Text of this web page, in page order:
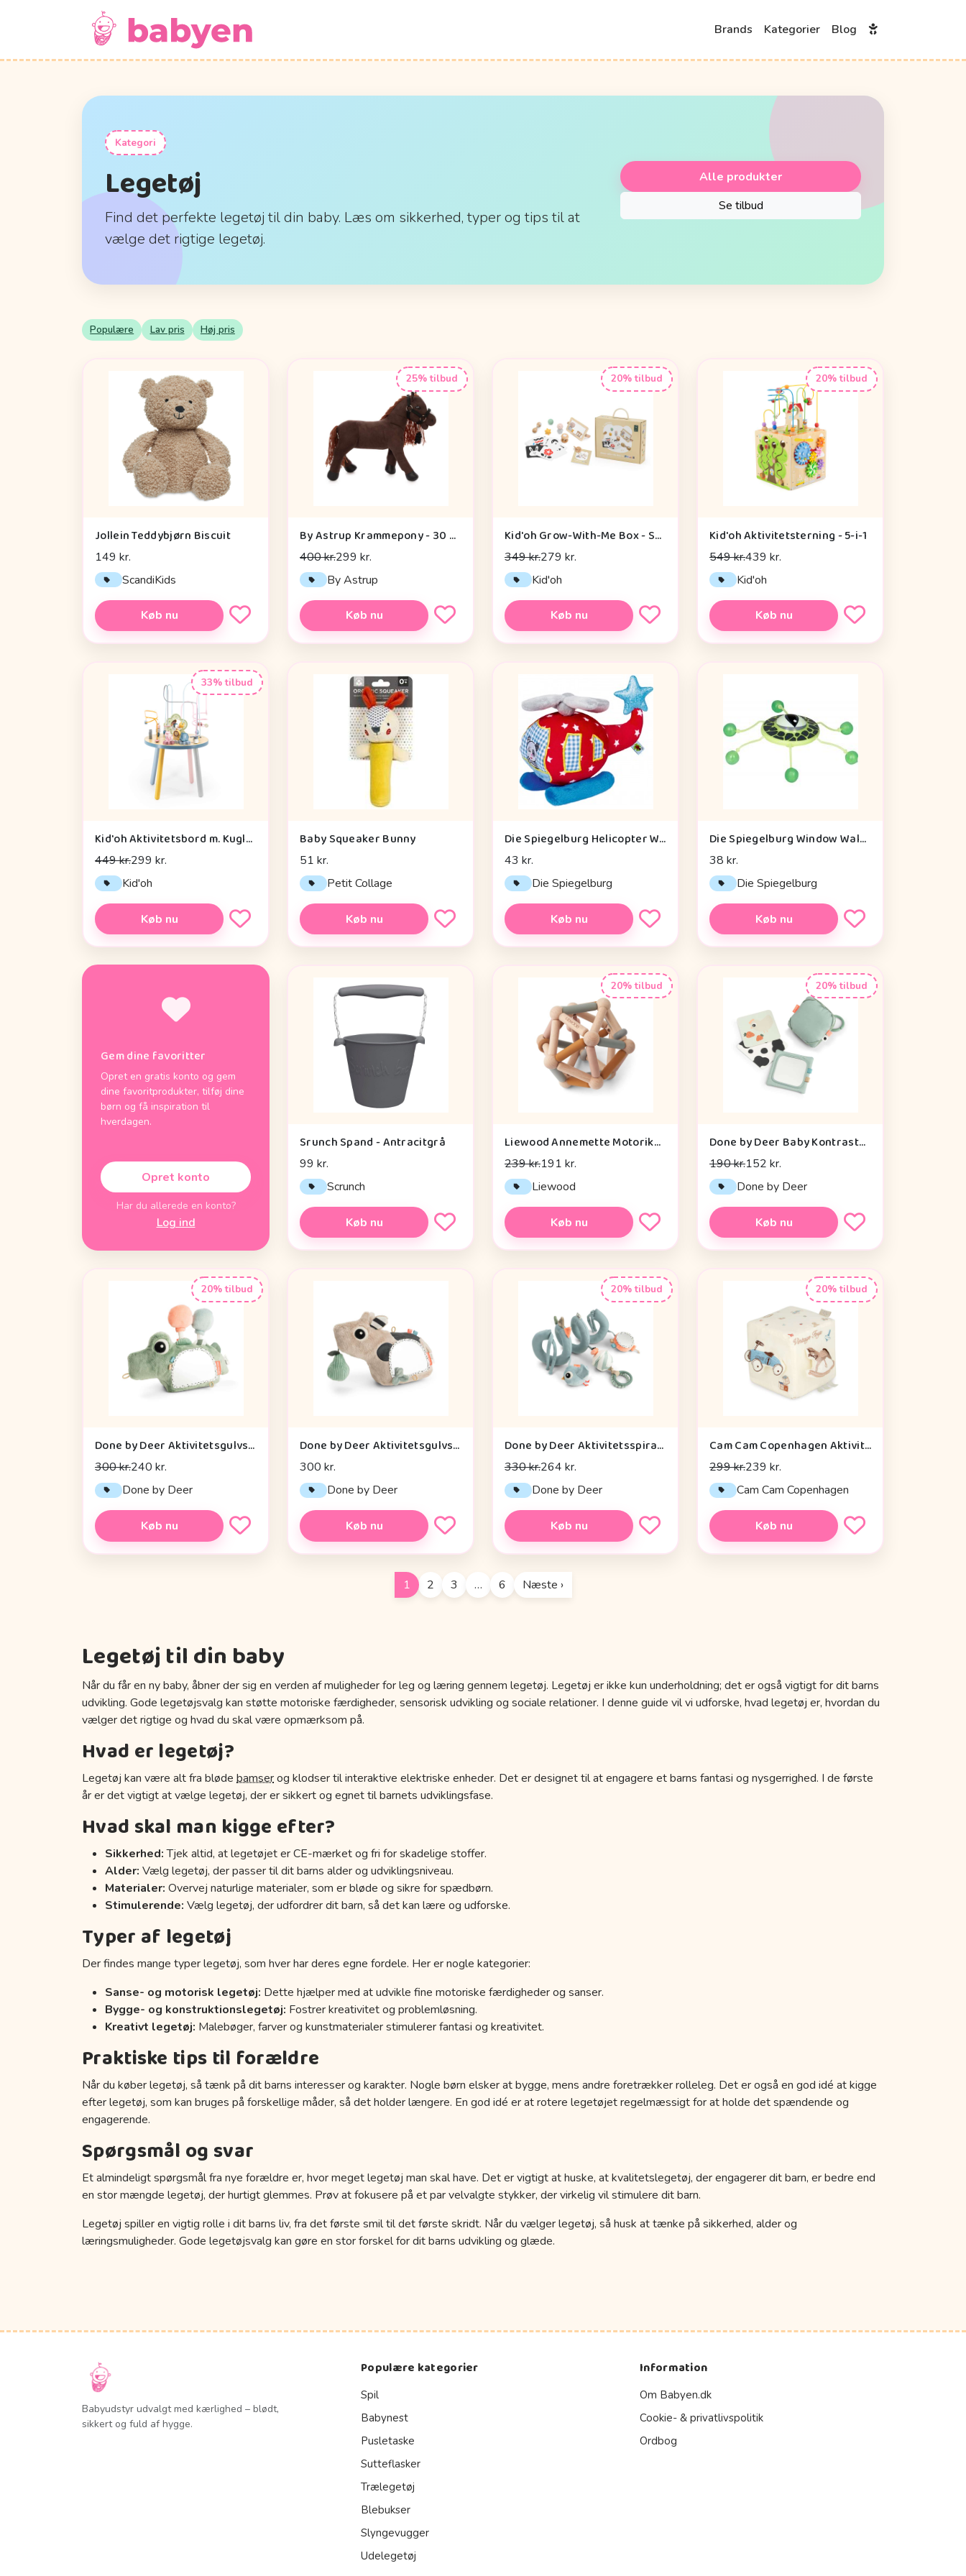
Brands Kategorier Blog
Kategori
Legetøj
Find det perfekte legetøj til din baby. Læs om sikkerhed, typer og tips til at
vælge det rigtige legetøj.
Alle produkter
Se tilbud
Populære Lav pris Høj pris
Jollein Teddybjørn Biscuit
149 kr.
ScandiKids
Køb nu
25% tilbud
By Astrup Krammepony - 30 cm. - Pixie - Brun
400 kr.299 kr.
By Astrup
Køb nu
20% tilbud
Kid'oh Grow-With-Me Box - Sensory Seekers (0-6 mdr.)
349 kr.279 kr.
Kid'oh
Køb nu
20% tilbud
Kid'oh Aktivitetsterning - 5-i-1
549 kr.439 kr.
Kid'oh
Køb nu
33% tilbud
Kid'oh Aktivitetsbord m. Kuglespiraler
449 kr.299 kr.
Kid'oh
Køb nu
Baby Squeaker Bunny
51 kr.
Petit Collage
Køb nu
Die Spiegelburg Helicopter With Vibration Module Baby Charms - Legetøj
43 kr.
Die Spiegelburg
Køb nu
Die Spiegelburg Window Walker Wild+cool - Legetøj
38 kr.
Die Spiegelburg
Køb nu
Gem dine favoritter
Opret en gratis konto og gem
dine favoritprodukter, tilføj dine
børn og få inspiration til
hverdagen.
Opret konto
Har du allerede en konto?
Log ind
Srunch Spand - Antracitgrå
99 kr.
Scrunch
Køb nu
20% tilbud
Liewood Annemette Motorikbold - Mustard Multi Mix
239 kr.191 kr.
Liewood
Køb nu
20% tilbud
Done by Deer Baby Kontrastkortholder - Tiny Farm - Grøn
190 kr.152 kr.
Done by Deer
Køb nu
20% tilbud
Done by Deer Aktivitetsgulvspejl - Croco - Grøn
300 kr.240 kr.
Done by Deer
Køb nu
Done by Deer Aktivitetsgulvspejl - Dotti - Sand
300 kr.
Done by Deer
Køb nu
20% tilbud
Done by Deer Aktivitetsspiral - Celebration - Blå
330 kr.264 kr.
Done by Deer
Køb nu
20% tilbud
Cam Cam Copenhagen Aktivitetsterning - OCS - Vintage Toys
299 kr.239 kr.
Cam Cam Copenhagen
Køb nu
1 2 3 … 6 Næste ›
Legetøj til din baby
Når du får en ny baby, åbner der sig en verden af muligheder for leg og læring gennem legetøj. Legetøj er ikke kun underholdning; det er også vigtigt for dit barns
udvikling. Gode legetøjsvalg kan støtte motoriske færdigheder, sensorisk udvikling og sociale relationer. I denne guide vil vi udforske, hvad legetøj er, hvordan du
vælger det rigtige og hvad du skal være opmærksom på.
Hvad er legetøj?
Legetøj kan være alt fra bløde bamserog klodser til interaktive elektriske enheder. Det er designet til at engagere et barns fantasi og nysgerrighed. I de første
år er det vigtigt at vælge legetøj, der er sikkert og egnet til barnets udviklingsfase.
Hvad skal man kigge efter?
Sikkerhed:Tjek altid, at legetøjet er CE-mærket og fri for skadelige stoffer.
Alder: Vælg legetøj, der passer til dit barns alder og udviklingsniveau.
Materialer: Overvej naturlige materialer, som er bløde og sikre for spædbørn.
Stimulerende: Vælg legetøj, der udfordrer dit barn, så det kan lære og udforske.
Typer af legetøj
Der findes mange typer legetøj, som hver har deres egne fordele. Her er nogle kategorier:
Sanse- og motorisk legetøj: Dette hjælper med at udvikle fine motoriske færdigheder og sanser.
Bygge- og konstruktionslegetøj: Fostrer kreativitet og problemløsning.
Kreativt legetøj: Malebøger, farver og kunstmaterialer stimulerer fantasi og kreativitet.
Praktiske tips til forældre
Når du køber legetøj, så tænk på dit barns interesser og karakter. Nogle børn elsker at bygge, mens andre foretrækker rolleleg. Det er også en god idé at kigge
efter legetøj, som kan bruges på forskellige måder, så det holder længere. En god idé er at rotere legetøjet regelmæssigt for at holde det spændende og
engagerende.
Spørgsmål og svar
Et almindeligt spørgsmål fra nye forældre er, hvor meget legetøj man skal have. Det er vigtigt at huske, at kvalitetslegetøj, der engagerer dit barn, er bedre end
en stor mængde legetøj, der hurtigt glemmes. Prøv at fokusere på et par velvalgte stykker, der virkelig vil stimulere dit barn.
Legetøj spiller en vigtig rolle i dit barns liv, fra det første smil til det første skridt. Når du vælger legetøj, så husk at tænke på sikkerhed, alder og
læringsmuligheder. Gode legetøjsvalg kan gøre en stor forskel for dit barns udvikling og glæde.
Babyudstyr udvalgt med kærlighed – blødt,
sikkert og fuld af hygge.
Populære kategorier
Spil
Babynest
Pusletaske
Sutteflasker
Trælegetøj
Blebukser
Slyngevugger
Udelegetøj
Information
Om Babyen.dk
Cookie- & privatlivspolitik
Ordbog